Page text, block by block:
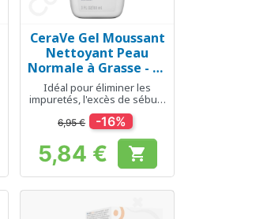
Aperçu rapide
CeraVe Gel Moussant
Nettoyant Peau
Normale à Grasse - 88
ml
Idéal pour éliminer les
impuretés, l'excès de sébum
et le maquillage sur les
peaux sensibles
6,95 € -16%
Prix
5,84 € 